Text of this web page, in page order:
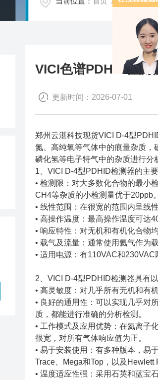
VICI色谱PDHID检测
更新时间：2026-07-01
郑州云湛科技现货VICI D-4型
氮、高纯氧等气体中的痕量杂质，
磷化氢等电子特气中的杂质进行分
1、VICI D-4型PDHID检测器的主
• 检测限：对大多数化合物的最小
CH4等杂质的小检测量优于20ppb。
• 线性范围：在很宽的范围内呈线
• 高操作温度：最高操作温度可达
• 响应特性：对无机和有机化合物
• 载气及流量：通常使用氦气作为
• 适用电源：有110VAC和230VAC
2、VICI D-4型PDHID检测器具有以
• 高灵敏度：对几乎所有无机和有
• 良好的通用性：可以实现几乎对
质，都能进行准确的分析检测。
• 工作模式及应用优势：在氦离子
很宽，对所有气体响应值为正。
• 易于安装使用：有多种版本，易
Trace、Mega和Top，以及Hewlett
• 温度适应性强：采用石英和蓝宝